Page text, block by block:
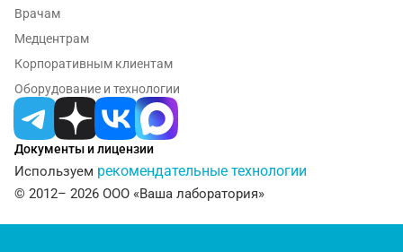
Тверь
Тольятти
Томск
Тосно
Туапсе
Документы и лицензии
Используем рекомендательные технологии
© 2012– 2026 ООО «Ваша лаборатория»
Врачам
Медцентрам
Корпоративным клиентам
Оборудование и технологии